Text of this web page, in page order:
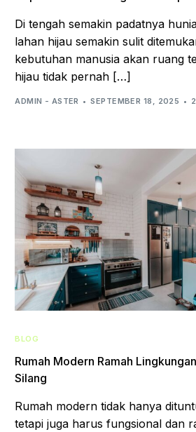
Di tengah semakin padatnya
lahan hijau semakin sulit
kebutuhan manusia akan ruang
hijau tidak pernah […]
ADMIN - ASTER SEPTEMBER 18, 2025
BLOG
Rumah Modern Ramah
Silang
Rumah modern tidak hanya
tetapi juga harus fungsional dan